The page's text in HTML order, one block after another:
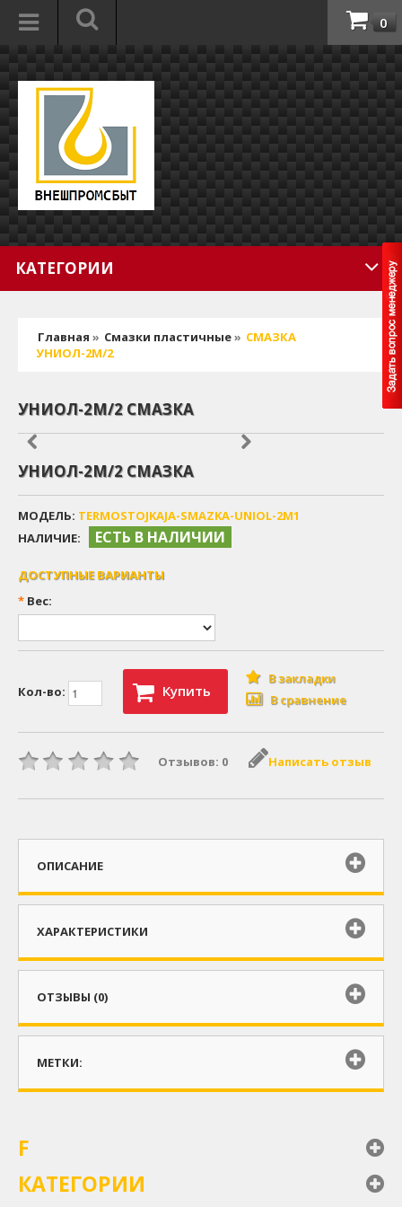
0
КАТЕГОРИИ
Главная » Смазки пластичные» СМАЗКА
УНИОЛ-2М/2
УНИОЛ-2М/2 СМАЗКА
УНИОЛ-2М/2 СМАЗКА
МОДЕЛЬ: TERMOSTOJKAJA-SMAZKA-UNIOL-2M1
НАЛИЧИЕ:
ЕСТЬ В НАЛИЧИИ
ДОСТУПНЫЕ ВАРИАНТЫ
* Вес:
Кол-во: Купить
В закладки
В сравнение
Отзывов: 0 Написать отзыв
ОПИСАНИЕ
ХАРАКТЕРИСТИКИ
ОТЗЫВЫ (0)
МЕТКИ:
F
КАТЕГОРИИ